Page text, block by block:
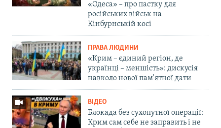
«Одеса» – про пастку для
російських військ на
Кінбурнській косі
ПРАВА ЛЮДИНИ
«Крим – єдиний регіон, де
українці – меншість»: дискусія
навколо нової пам'ятної дати
ВІДЕО
Блокада без сухопутної операції:
Крим сам себе не заправить і не